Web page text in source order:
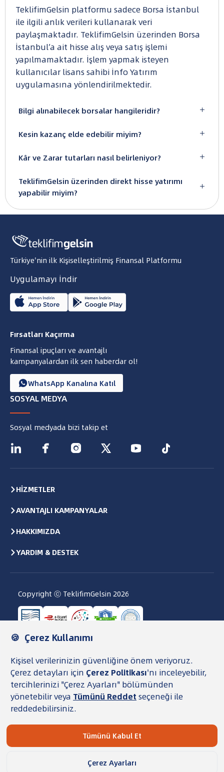
TeklifimGelsin platformu sadece Borsa İstanbul
ile ilgili anlık verileri kullanarak veri
paylaşmaktadır. TeklifimGelsin üzerinden Borsa
İstanbul’a ait hisse alış veya satış işlemi
yapılmamaktadır. İşlem yapmak isteyen
kullanıcılar lisans sahibi İnfo Yatırım
uygulamasına yönlendirilmektedir.

Bilgi alınabilecek borsalar hangileridir?

Kesin kazanç elde edebilir miyim?

Kâr ve Zarar tutarları nasıl belirleniyor?

TeklifimGelsin üzerinden direkt hisse yatırımı
yapabilir miyim?
Türkiye'nin ilk Kişiselleştirilmiş Finansal Platformu
Uygulamayı İndir
Fırsatları Kaçırma
Finansal ipuçları ve avantajlı
kampanyalardan ilk sen haberdar ol!
WhatsApp Kanalına Katıl
SOSYAL MEDYA
Sosyal medyada bizi takip et
     
HİZMETLER
AVANTAJLI KAMPANYALAR
HAKKIMIZDA
YARDIM & DESTEK
Copyright ⓒ TeklifimGelsin 2026
Kullanıcı SözleşmesiGizlilik Politikası ve KVKK
Veri Saklama ve İmha Politikası
TG Para Şartnamesi
Şeffaflık Metni
TeklifimGelsin, finansal ürünleri karşılaştırıp
başvurunuzu bankaya iletmenize yardımcı olan bir
gösterebilir. Süreçteki nihai onay, sözleşme adımları ve
sorumluluğu bulunmaz.